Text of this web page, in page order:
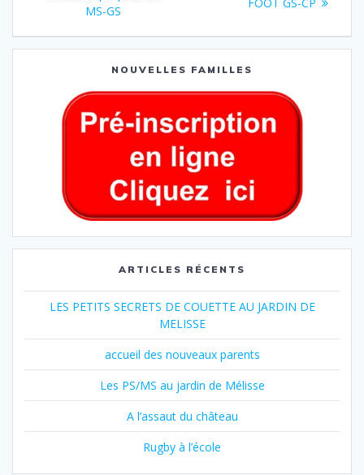
MS-GS
NOUVELLES FAMILLES
ARTICLES RÉCENTS
LES PETITS SECRETS DE COUETTE AU JARDIN DE
MELISSE
accueil des nouveaux parents
Les PS/MS au jardin de Mélisse
A l’assaut du château
Rugby à l’école